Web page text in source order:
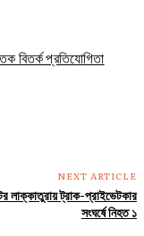
বিতর্ক প্রতিযোগিতা
NEXT ARTICLE
লাক্কাতুরায় ট্রাক-প্রাইভেটকার
সংঘর্ষে নিহত ১